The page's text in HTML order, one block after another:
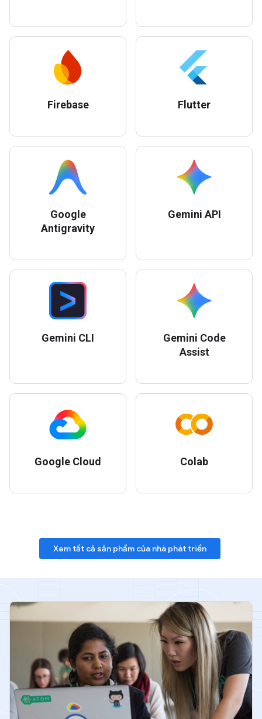
Firebase Flutter
Google
Antigravity
Gemini API
Gemini CLI
Gemini Code
Assist
Google Cloud Colab
Xem tất cả sản phẩm của nhà phát triển